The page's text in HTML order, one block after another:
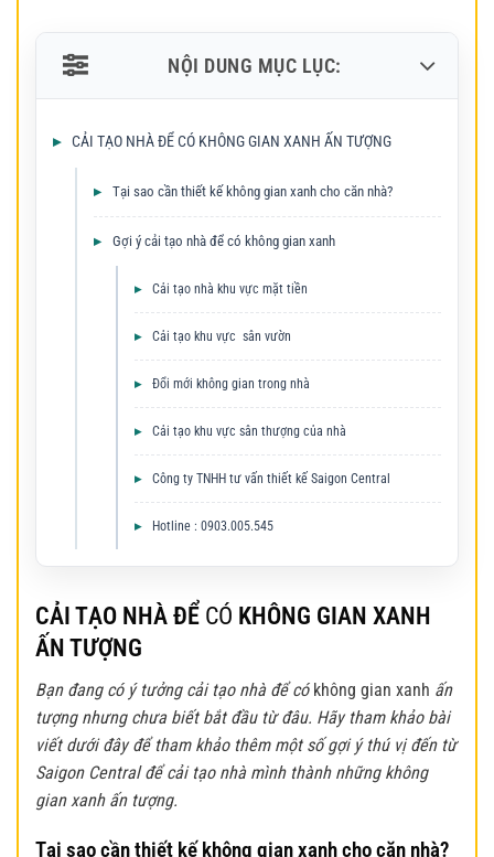
NỘI DUNG MỤC LỤC:
CẢI TẠO NHÀ ĐỂ CÓ KHÔNG GIAN XANH ẤN TƯỢNG
Tại sao cần thiết kế không gian xanh cho căn nhà?
Gợi ý cải tạo nhà để có không gian xanh
Cải tạo nhà khu vực mặt tiền
Cải tạo khu vực sân vườn
Đổi mới không gian trong nhà
Cải tạo khu vực sân thượng của nhà
Công ty TNHH tư vấn thiết kế Saigon Central
Hotline : 0903.005.545
CẢI TẠO NHÀ ĐỂ CÓ KHÔNG GIAN XANH
ẤN TƯỢNG
Bạn đang có ý tưởng cải tạo nhà để cókhông gian xanh ấn
tượng nhưng chưa biết bắt đầu từ đâu. Hãy tham khảo bài
viết dưới đây để tham khảo thêm một số gợi ý thú vị đến từ
Saigon Central để cải tạo nhà mình thành những không
gian xanh ấn tượng.
Tại sao cần thiết kế không gian xanh cho căn nhà?